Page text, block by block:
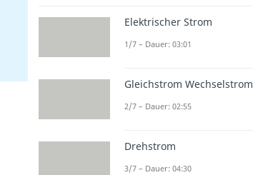
Elektrischer Strom
1/7 – Dauer: 03:01
Gleichstrom Wechselstrom
2/7 – Dauer: 02:55
Drehstrom
3/7 – Dauer: 04:30